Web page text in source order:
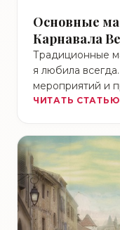
Основные
Карнавала
Традиционные
я любила
мероприятий и
идеальное
ЧИТАТЬ СТАТЬЮ